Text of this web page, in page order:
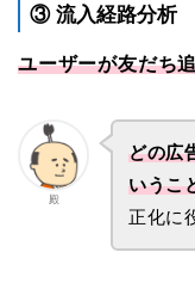
③ 流入経路分析
ユーザーが友だち
殿
どの広
いうこ
正化に